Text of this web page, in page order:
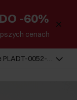
-60%
cenach
PLADT-0052-